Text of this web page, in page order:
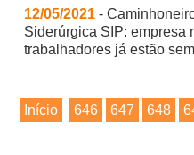
12/05/2021 -
Siderúrgica SIP: empresa
trabalhadores já estão
Início 646 647 648